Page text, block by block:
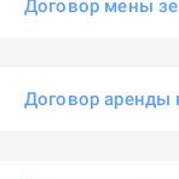
Договор мены
Договор аренды